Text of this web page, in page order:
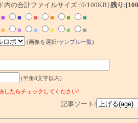
内の合計ファイルサイズ:[0/100KB] 残り
■ ■ ■ ■ ■
■
■ ■ ■ ■ ■
■
(画像を選択/サンプル一覧)
(半角8文字以内)
したらチェックしてください!
記事ソート/